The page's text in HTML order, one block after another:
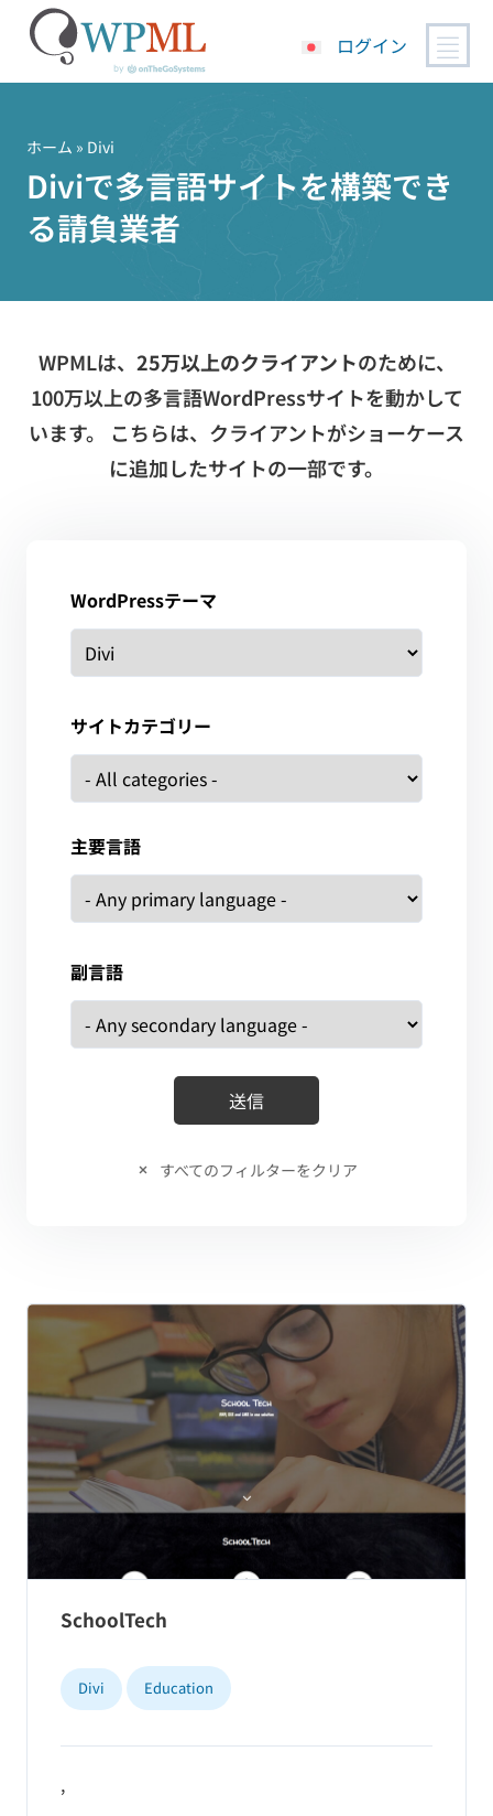
ッ
ログイン
ホーム » Divi
Diviで多言語サイトを構築でき
る請負業者
WPMLは、 25万以上のクライアントのために、
100万以上の多言語WordPressサイトを動かして
います。 こちらは、クライアントがショーケース
に追加したサイトの一部です。
WordPressテーマ
サイトカテゴリー
主要言語
副言語
すべてのフィルターをクリア
SchoolTech
Divi Education
,